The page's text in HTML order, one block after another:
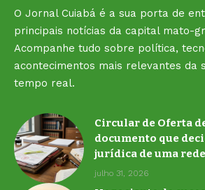
O Jornal Cuiabá é a sua porta de
principais notícias da capital mato-
Acompanhe tudo sobre política,
acontecimentos mais relevantes da
tempo real.
Circular de Oferta
documento que
jurídica de uma
julho 31, 2026